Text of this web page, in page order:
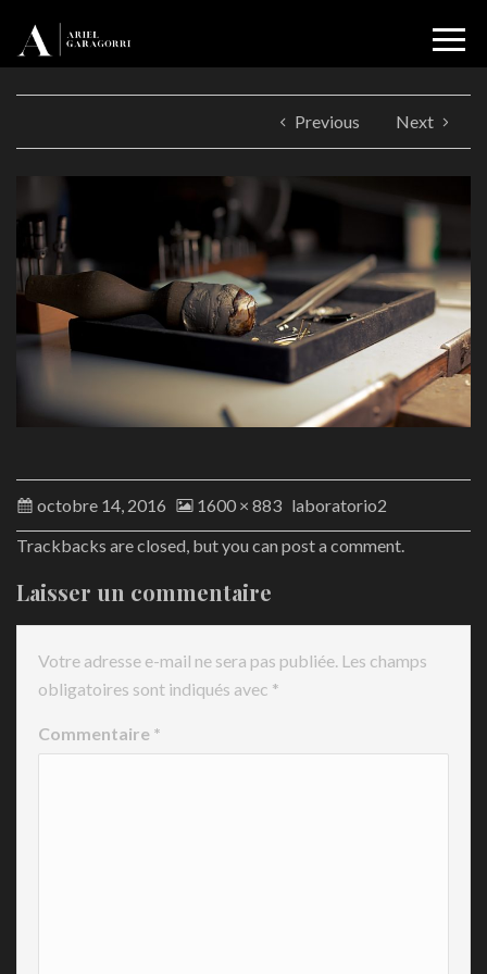
Previous Next
octobre 14, 2016 1600 × 883 laboratorio2
Trackbacks are closed, but you can post a comment
Laisser un commentaire
Votre adresse e-mail ne sera pas publiée. Les champs
obligatoires sont indiqués avec *
Commentaire *